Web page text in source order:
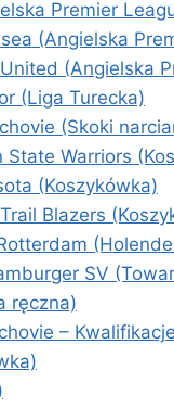
Premier
(Angielska
(Angielska
(Liga Turecka)
(Skoki
Warriors
(Koszykówka)
Blazers
SV
ręczna)
–